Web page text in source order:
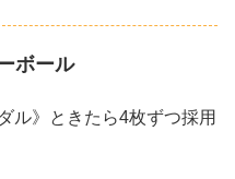
ボール
ル》ときたら4枚ずつ採用